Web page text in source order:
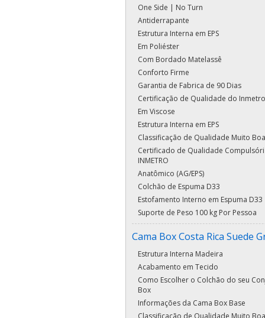
One Side | No Turn
Antiderrapante
Estrutura Interna em EPS
Em Poliéster
Com Bordado Matelassê
Conforto Firme
Garantia de Fabrica de 90 Dias
Certificação de Qualidade do Inmetro
Em Viscose
Estrutura Interna em EPS
Classificação de Qualidade Muito Boa
Certificado de Qualidade
INMETRO
Anatômico (AG/EPS)
Colchão de Espuma D33
Estofamento Interno em Espuma D33
Suporte de Peso 100 kg Por Pessoa
Cama Box Costa Rica Suede
Estrutura Interna Madeira
Acabamento em Tecido
Como Escolher o Colchão do seu
Box
Informações da Cama Box Base
Classificação de Qualidade Muito Boa